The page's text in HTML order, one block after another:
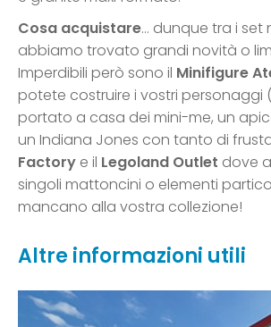
Cosa acquistare… dunque tra i set
abbiamo trovato grandi novità o
Imperdibili però sono il Minifigure
potete costruire i vostri personaggi
portato a casa dei mini-me, un
un Indiana Jones con tanto di
Factory e il Legoland Outlet dove
singoli mattoncini o elementi
mancano alla vostra collezione!
Altre informazioni utili